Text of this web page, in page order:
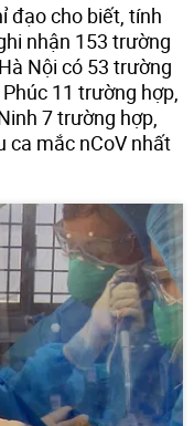
đạo cho biết, tính
nhận 153 trường
Nội có 53 trường
11 trường hợp,
7 trường hợp,
ca mắc nCoV nhất